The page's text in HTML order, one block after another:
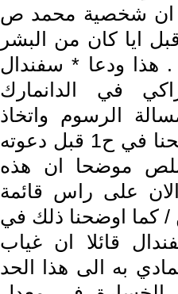
ان شخصية محمد ص
ايا كان من البشر
. هذا ودعا * سفندال
في الدانمارك
الرسوم واتخاذ
موقف واضح وصريح / أي مثل ما وضحنا في ح1 قبل دعوته
موضحا ان هذه
على راس قائمة
/ كما اوضحنا ذلك في
قائلا ان غياب
به الى هذا الحد